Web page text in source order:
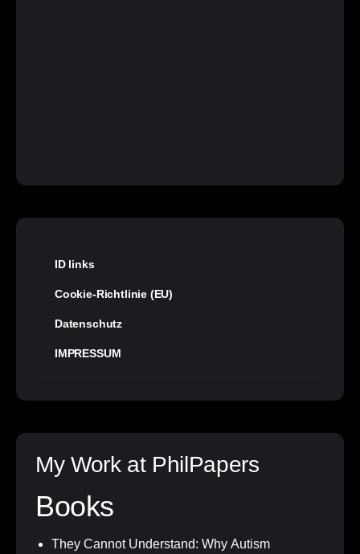
ID links
Cookie-Richtlinie (EU)
Datenschutz
IMPRESSUM
My Work at PhilPapers
Books
They Cannot Understand: Why Autism